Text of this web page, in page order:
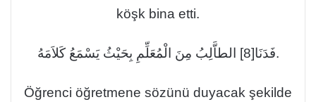
köşk bina etti.
فَدَنَا[8] الطاَّلِبُ مِنَ الْمُعَلِّمِ بِحَيْثُ يَسْمَعُ كَلاَمَهُ.
Öğrenci öğretmene sözünü duyacak şekilde